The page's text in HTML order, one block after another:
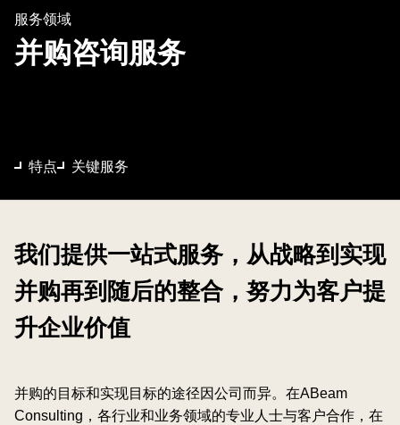
并购咨询服务
服务领域
特点 关键服务
我们提供一站式服务，从战略到实现
并购再到随后的整合，努力为客户提
升企业价值
并购的目标和实现目标的途径因公司而异。在ABeam
Consulting，各行业和业务领域的专业人士与客户合作，在